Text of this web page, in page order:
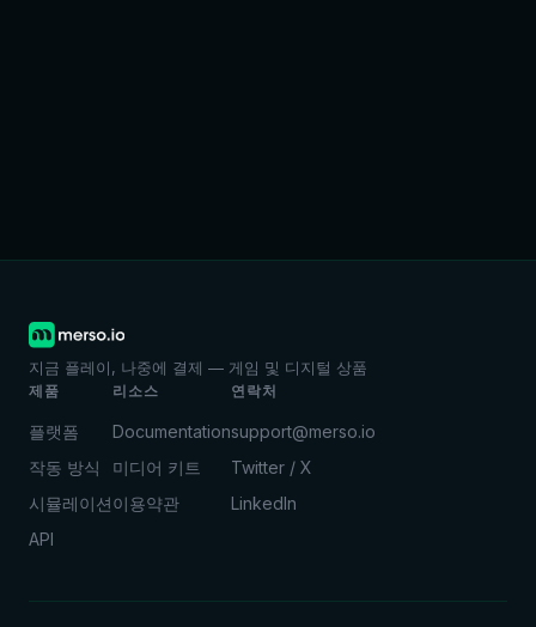
지금 플레이, 나중에 결제 — 게임 및 디지털 상품
제품
플랫폼
작동 방식
시뮬레이션
API
리소스
Documentation
미디어 키트
이용약관
연락처
support@merso.io
Twitter / X
LinkedIn